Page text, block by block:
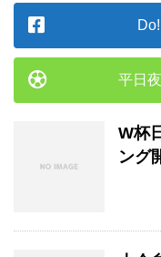
平日
W杯
ング